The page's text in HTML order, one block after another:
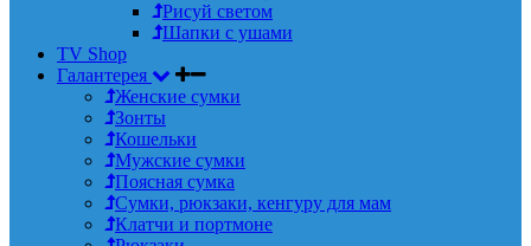
Рисуй светом
Шапки с ушами
TV Shop
Галантерея
Женские сумки
Зонты
Кошельки
Мужские сумки
Поясная сумка
Сумки, рюкзаки, кенгуру для мам
Клатчи и портмоне